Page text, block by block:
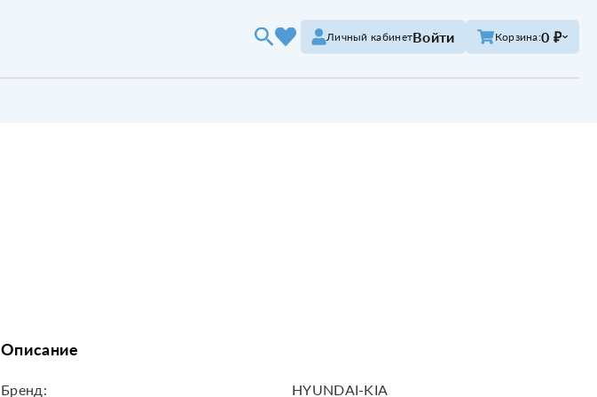
Личный кабинетВойти Корзина:0 ₽
Описание
Бренд:
HYUNDAI-KIA